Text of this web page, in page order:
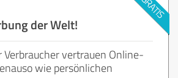
der Welt!
vertrauen Online-
wie persönlichen